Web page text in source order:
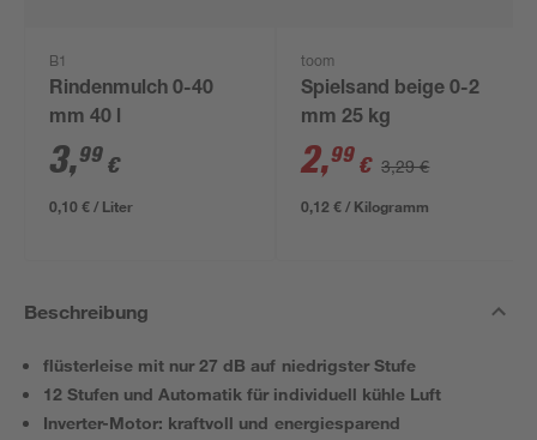
B1
Rindenmulch 0-40
mm 40 l
3,99 €
0,10 € / Liter
toom
Spielsand beige 0-2
mm 25 kg
2,99 € 3,29 €
0,12 € / Kilogramm
Beschreibung
flüsterleise mit nur 27 dB auf niedrigster Stufe
12 Stufen und Automatik für individuell kühle Luft
Inverter-Motor: kraftvoll und energiesparend